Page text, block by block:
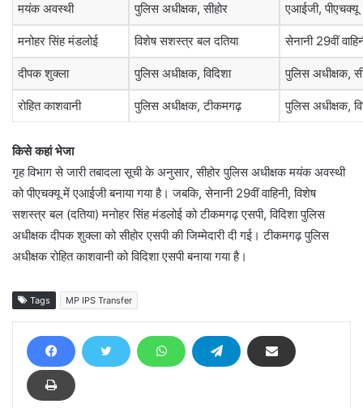
मयंक अवस्थी पुलिस अधीक्षक, सीहोर एआईजी, पीएचक्यू
मनोहर सिंह मंडलोई विशेष सशस्त्र बल दतिया सेनानी 29वीं
दीपक शुक्ला पुलिस अधीक्षक, विदिशा पुलिस अधीक्षक,
रोहित काशवानी पुलिस अधीक्षक, टीकमगढ़ पुलिस अधीक्षक,
किसे कहां भेजा
गृह विभाग से जारी तबादला सूची के अनुसार, सीहोर पुलिस अधीक्षक मयंक अवस्थी
को पीएचक्यू में एआईजी बनाया गया है। जबकि, सेनानी 29वीं वाहिनी, विशेष
सशस्त्र बल (दतिया) मनोहर सिंह मंडलोई को टीकमगढ़ एसपी, विदिशा पुलिस
अधीक्षक दीपक शुक्ला को सीहोर एसपी की जिम्मेदारी दी गई। टीकमगढ़ पुलिस
अधीक्षक रोहित काशवानी को विदिशा एसपी बनाया गया है।
Tags MP IPS Transfer